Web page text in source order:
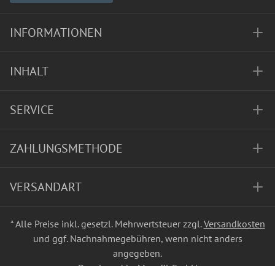
INFORMATIONEN
INHALT
SERVICE
ZAHLUNGSMETHODE
VERSANDART
* Alle Preise inkl. gesetzl. Mehrwertsteuer zzgl.Versandkosten
und ggf. Nachnahmegebühren, wenn nicht anders
angegeben.